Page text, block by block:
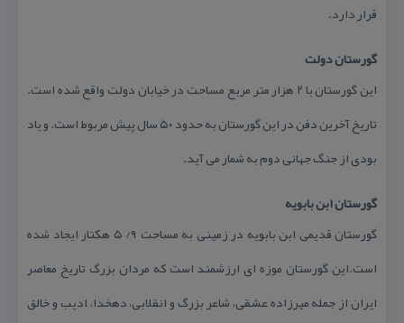
قرار دارد.
گورستان دولت
این گورستان با ۲ هزار متر مربع مساحت در خیابان دولت واقع شده است.
تاریخ آخرین دفن در این گورستان به حدود ۵۰ سال پیش مربوط است. و یاد
بودی از جنگ جهانی دوم به شمار می آید.
گورستان ابن بابویه
گورستان قدیمی ابن بابویه در زمینی به مساحت ۹/ ۵ هكتار ایجاد شده
است.این گورستان موزه ای ارزشمند است كه مردان بزرگ تاریخ معاصر
ایران از جمله میرزاده عشقی، شاعر بزرگ و انقلابی، دهخدا، ادیب و خالق